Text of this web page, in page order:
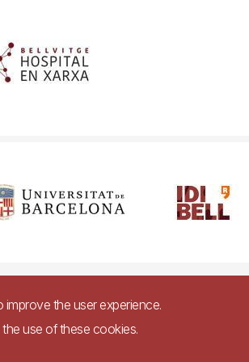
the user experience.
use of these cookies.